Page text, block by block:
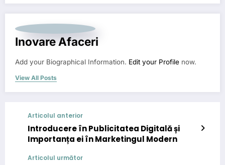
Inovare Afaceri
Add your Biographical Information. Edit your Profile now.
View All Posts
Articolul anterior
Introducere în Publicitatea Digitală și
Importanța ei în Marketingul Modern
Articolul următor